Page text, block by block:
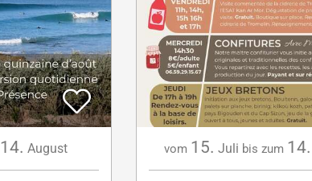
14. August vom 15. Juli bis zum 14.